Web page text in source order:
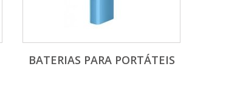
BATERIAS PARA PORTÁTEIS